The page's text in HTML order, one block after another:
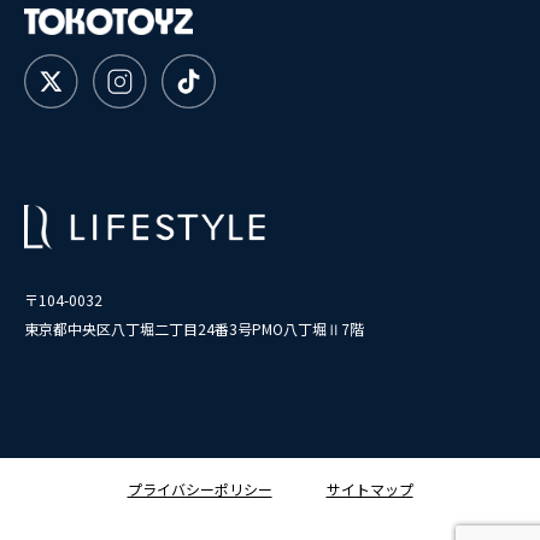
〒104-0032
東京都中央区八丁堀二丁目24番3号PMO八丁堀Ⅱ7階
プライバシーポリシー サイトマップ